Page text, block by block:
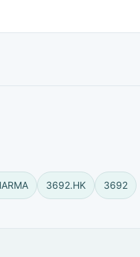
3692.HK 3692